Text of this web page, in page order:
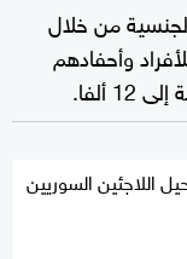
من خلال
وأحفادهم
اللاجئين السوريين